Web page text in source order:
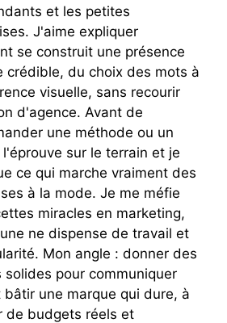
et les petites
J'aime expliquer
se construit une présence
crédible, du choix des mots à
visuelle, sans recourir
d'agence. Avant de
une méthode ou un
sur le terrain et je
ce qui marche vraiment des
à la mode. Je me méfie
miracles en marketing,
ne dispense de travail et
Mon angle : donner des
solides pour communiquer
bâtir une marque qui dure, à
de budgets réels et